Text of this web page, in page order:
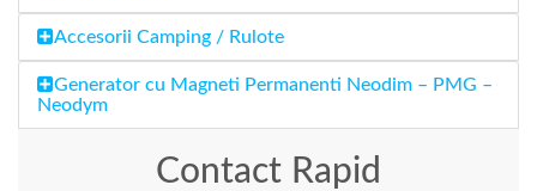
Accesorii Camping / Rulote
Generator cu Magneti Permanenti Neodim – PMG –
Neodym
Contact Rapid